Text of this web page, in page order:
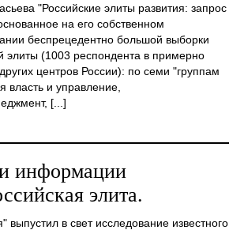
"Российские элиты развития: запрос
на его собственном
беспрецедентно большой выборки
элиты (1003 респондента в примерно
центров России): по семи "группам
власть и управление,
[...]
информации
элита.
в свет исследование известного